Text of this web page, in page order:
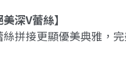
美深V蕾絲】
絲拼接更顯優美典雅，